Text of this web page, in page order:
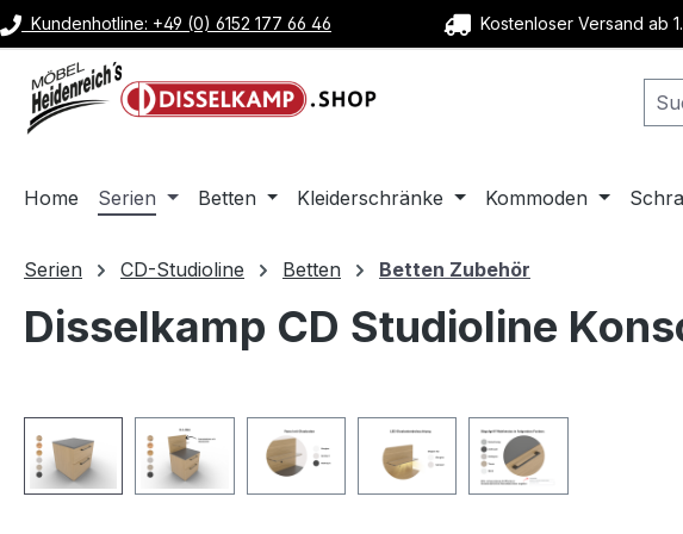
Hauptinhalt springen
Zur Suche springen
Zur Hauptnavigation springen
Kundenhotline: +49 (0) 6152 177 66 46 Kostenloser Versand ab
Home Serien Betten Kleiderschränke Kommoden
Serien CD-Studioline Betten Betten Zubehör
Disselkamp CD Studioline
Bildergalerie überspringen